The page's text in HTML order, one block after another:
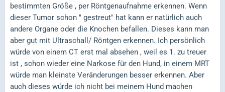
bestimmten Größe , per Röntgenaufnahme erkennen. Wenn
dieser Tumor schon " gestreut" hat kann er natürlich auch
andere Organe oder die Knochen befallen. Dieses kann man
aber gut mit Ultraschall/ Röntgen erkennen. Ich persönlich
würde von einem CT erst mal absehen , weil es 1. zu treuer
ist , schon wieder eine Narkose für den Hund, in einem MRT
würde man kleinste Veränderungen besser erkennen. Aber
auch dieses würde ich nicht bei meinem Hund machen